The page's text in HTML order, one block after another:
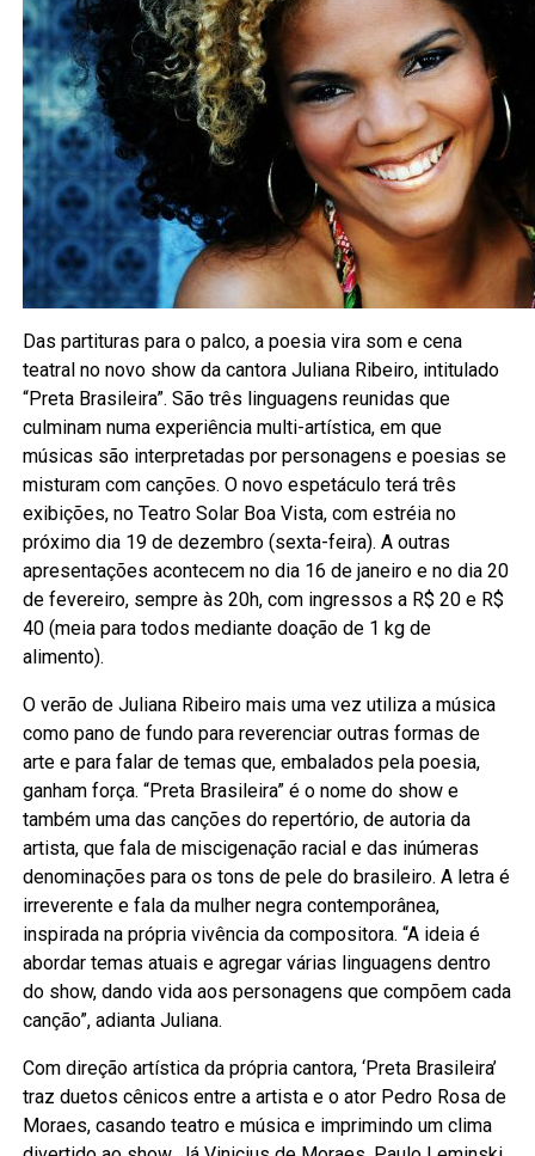
Das partituras para o palco, a poesia vira som e cena
teatral no novo show da cantora Juliana Ribeiro, intitulado
“Preta Brasileira”. São três linguagens reunidas que
culminam numa experiência multi-artística, em que
músicas são interpretadas por personagens e poesias se
misturam com canções. O novo espetáculo terá três
exibições, no Teatro Solar Boa Vista, com estréia no
próximo dia 19 de dezembro (sexta-feira). A outras
apresentações acontecem no dia 16 de janeiro e no dia 20
de fevereiro, sempre às 20h, com ingressos a R$ 20 e R$
40 (meia para todos mediante doação de 1 kg de
alimento).
O verão de Juliana Ribeiro mais uma vez utiliza a música
como pano de fundo para reverenciar outras formas de
arte e para falar de temas que, embalados pela poesia,
ganham força. “Preta Brasileira” é o nome do show e
também uma das canções do repertório, de autoria da
artista, que fala de miscigenação racial e das inúmeras
denominações para os tons de pele do brasileiro. A letra é
irreverente e fala da mulher negra contemporânea,
inspirada na própria vivência da compositora. “A ideia é
abordar temas atuais e agregar várias linguagens dentro
do show, dando vida aos personagens que compõem cada
canção”, adianta Juliana.
Com direção artística da própria cantora, ‘Preta Brasileira’
traz duetos cênicos entre a artista e o ator Pedro Rosa de
Moraes, casando teatro e música e imprimindo um clima